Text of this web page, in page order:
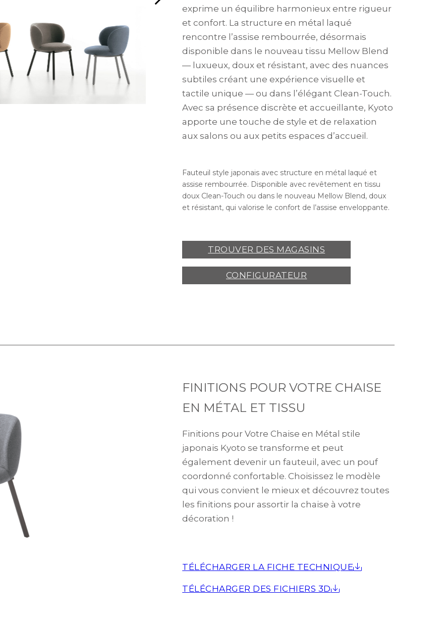
exprime un équilibre harmonieux entre rigueur
et confort. La structure en métal laqué
rencontre l’assise rembourrée, désormais
disponible dans le nouveau tissu Mellow Blend
— luxueux, doux et résistant, avec des nuances
subtiles créant une expérience visuelle et
tactile unique — ou dans l’élégant Clean-Touch.
Avec sa présence discrète et accueillante, Kyoto
apporte une touche de style et de relaxation
aux salons ou aux petits espaces d’accueil.
Fauteuil style japonais avec structure en métal laqué et
assise rembourrée. Disponible avec revêtement en tissu
doux Clean-Touch ou dans le nouveau Mellow Blend, doux
et résistant, qui valorise le confort de l’assise enveloppante.
TROUVER DES MAGASINS
CONFIGURATEUR
FINITIONS POUR VOTRE CHAISE
EN MÉTAL ET TISSU
Finitions pour Votre Chaise en Métal stile
japonais Kyoto se transforme et peut
également devenir un fauteuil, avec un pouf
coordonné confortable. Choisissez le modèle
qui vous convient le mieux et découvrez toutes
les finitions pour assortir la chaise à votre
décoration !
TÉLÉCHARGER LA FICHE TECHNIQUE
TÉLÉCHARGER DES FICHIERS 3D